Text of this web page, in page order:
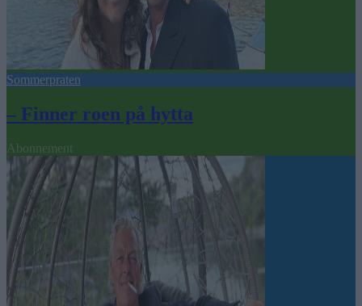
Sommerpraten
– Finner roen på hytta
Abonnement